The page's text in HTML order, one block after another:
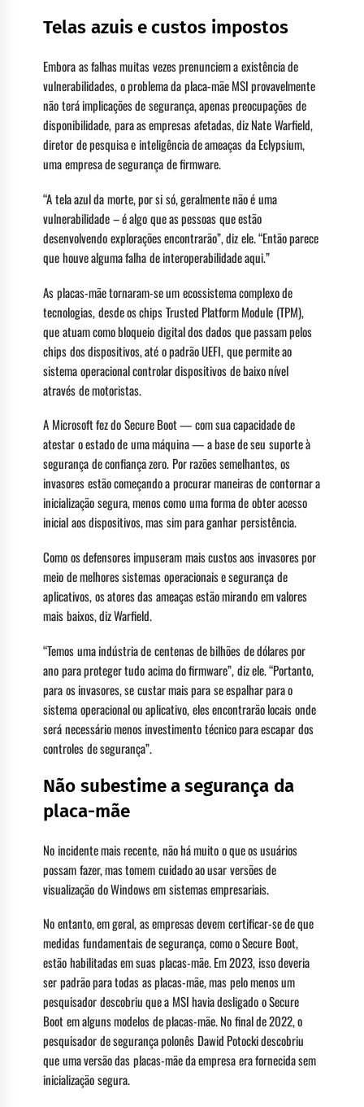
Telas azuis e custos impostos
Embora as falhas muitas vezes prenunciem a existência de
vulnerabilidades, o problema da placa-mãe MSI provavelmente
não terá implicações de segurança, apenas preocupações de
disponibilidade, para as empresas afetadas, diz Nate Warfield,
diretor de pesquisa e inteligência de ameaças da Eclypsium,
uma empresa de segurança de firmware.
“A tela azul da morte, por si só, geralmente não é uma
vulnerabilidade – é algo que as pessoas que estão
desenvolvendo explorações encontrarão”, diz ele. “Então parece
que houve alguma falha de interoperabilidade aqui.”
As placas-mãe tornaram-se um ecossistema complexo de
tecnologias, desde os chips Trusted Platform Module (TPM),
que atuam como bloqueio digital dos dados que passam pelos
chips dos dispositivos, até o padrão UEFI, que permite ao
sistema operacional controlar dispositivos de baixo nível
através de motoristas.
A Microsoft fez do Secure Boot — com sua capacidade de
atestar o estado de uma máquina — a base de seu suporte à
segurança de confiança zero. Por razões semelhantes, os
invasores estão começando a procurar maneiras de contornar a
inicialização segura, menos como uma forma de obter acesso
inicial aos dispositivos, mas sim para ganhar persistência.
Como os defensores impuseram mais custos aos invasores por
meio de melhores sistemas operacionais e segurança de
aplicativos, os atores das ameaças estão mirando em valores
mais baixos, diz Warfield.
“Temos uma indústria de centenas de bilhões de dólares por
ano para proteger tudo acima do firmware”, diz ele. “Portanto,
para os invasores, se custar mais para se espalhar para o
sistema operacional ou aplicativo, eles encontrarão locais onde
será necessário menos investimento técnico para escapar dos
controles de segurança”.
Não subestime a segurança da
placa-mãe
No incidente mais recente, não há muito o que os usuários
possam fazer, mas tomem cuidado ao usar versões de
visualização do Windows em sistemas empresariais.
No entanto, em geral, as empresas devem certificar-se de que
medidas fundamentais de segurança, como o Secure Boot,
estão habilitadas em suas placas-mãe. Em 2023, isso deveria
ser padrão para todas as placas-mãe, mas pelo menos um
pesquisador descobriu que a MSI havia desligado o Secure
Boot em alguns modelos de placas-mãe. No final de 2022, o
pesquisador de segurança polonês Dawid Potocki descobriu
que uma versão das placas-mãe da empresa era fornecida sem
inicialização segura.